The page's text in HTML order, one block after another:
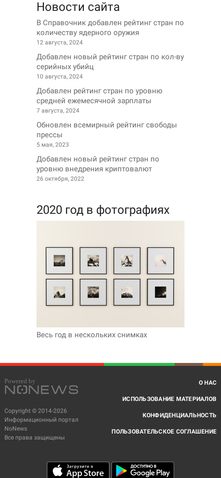
Новости сайта
В Справочник добавлен рейтинг стран по
количеству ядерного оружия
12 августа, 2024
Добавлен новый рейтинг стран по кол-ву
серийных убийц
10 августа, 2024
Добавлен рейтинг стран по уровню
средней ежемесячной зарплаты
7 августа, 2024
Обновлен всемирный рейтинг свободы
прессы
5 мая, 2023
Добавлен новый рейтинг стран по
уровню внедрения криптовалют
26 октября, 2022
2020 год в фотографиях
Весь год в нескольких снимках
Copyright © 2014-2026
Информационный портал
NoNews
Все права защищены
О НАС
ИСПОЛЬЗОВАНИЕ МАТЕРИАЛОВ
КОНФИДЕНЦИАЛЬНОСТЬ
ПОЛЬЗОВАТЕЛЬСКОЕ СОГЛАШЕНИЕ